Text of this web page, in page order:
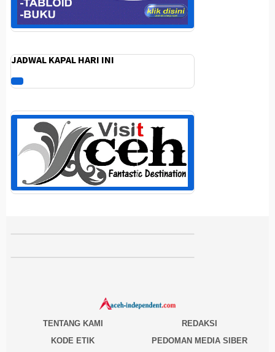
JADWAL KAPAL HARI INI
TENTANG KAMI
REDAKSI
KODE ETIK
PEDOMAN MEDIA SIBER